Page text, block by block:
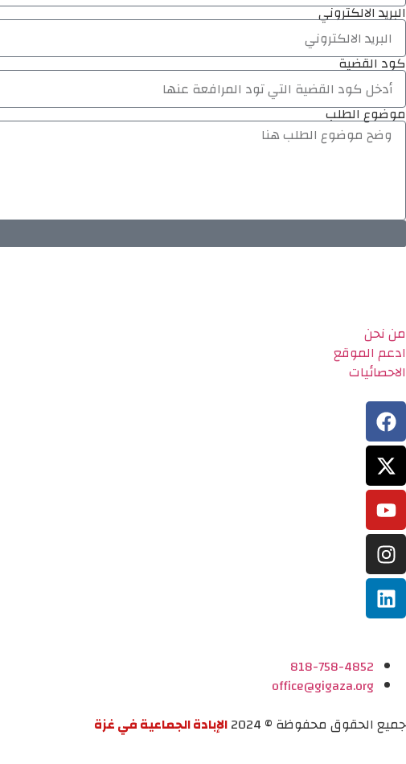
البريد الالكتروني
كود القضية
موضوع الطلب
من نحن
ادعم الموقع
الاحصائيات
818-758-4852
office@gigaza.org
جميع الحقوق محفوظة © 2024
الإبادة الجماعية في غزة